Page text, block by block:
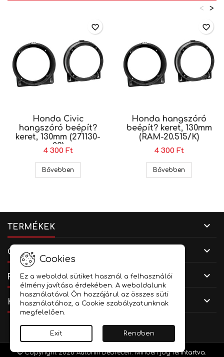
>
<
Honda Civic
hangszóró beépít?
keret, 130mm (271130-
03)
4 300 Ft
Bővebben Honda Civic hangszóró beépít? keret, 130mm
favorite_border
Honda hangszóró
beépít? keret, 130mm
(RAM-20.515/K)
4 300 Ft
Bővebben
favorite_border
TERMÉKEK 
CÉGADATOK 
FIÓKOD 
KAPCSOLAT 
Cookies
Ez a weboldal sütiket használ a felhasználói
élmény javítása érdekében. A weboldalunk
használatával Ön hozzájárul az összes süti
használatához, a Cookie szabályzatunknak
megfelelően.
Exit Rendben
Facebook
YouTubeInstagram
© Copyright 2026 Autóhifi Debrecen. Minden jog fenntartva.